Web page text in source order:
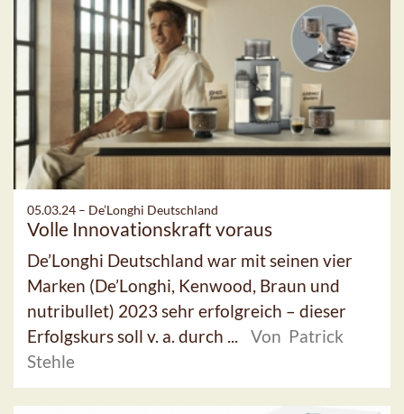
05.03.24 – De’Longhi Deutschland
Volle Innovationskraft voraus
De’Longhi Deutschland war mit seinen vier
Marken (De’Longhi, Kenwood, Braun und
nutribullet) 2023 sehr erfolgreich – dieser
Erfolgskurs soll v. a. durch ...
Von Patrick
Stehle